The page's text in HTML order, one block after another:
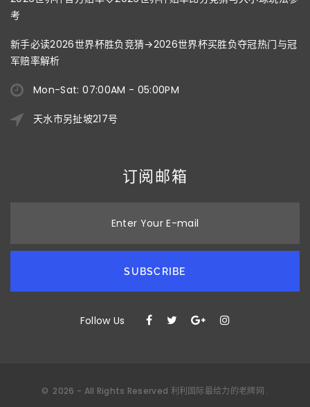
考
新手必读2026世界杯胜负竞猜→2026世界杯买胜负夺冠热门与冠
军赔率解析
Mon-Sat: 07:00AM - 05:00PM
天水市另扯坡217号
订阅邮箱
Enter Your E-mail
SUBSCRIBE
Follow Us
© 2026 - All Rights Reserved 利利国际最给力的老牌网 .